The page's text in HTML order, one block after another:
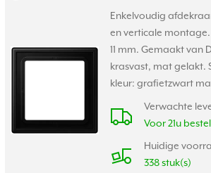
Enkelvoudig
en verticale montage.
11 mm. Gemaakt van
krasvast, mat gelakt.
kleur: grafietzwart
Verwachte
Voor 21u
Huidige
338 stuk(s)